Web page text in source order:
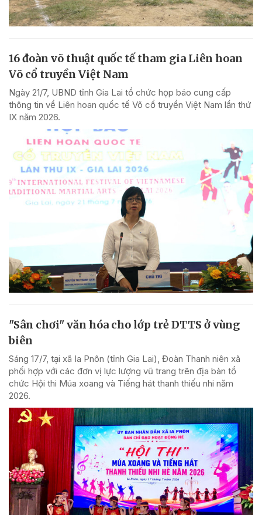
16 đoàn võ thuật quốc tế tham gia Liên hoan
Võ cổ truyền Việt Nam
Ngày 21/7, UBND tỉnh Gia Lai tổ chức họp báo cung cấp
thông tin về Liên hoan quốc tế Võ cổ truyền Việt Nam lần thứ
IX năm 2026.
"Sân chơi" văn hóa cho lớp trẻ DTTS ở vùng
biên
Sáng 17/7, tại xã Ia Pnôn (tỉnh Gia Lai), Đoàn Thanh niên xã
phối hợp với các đơn vị lực lượng vũ trang trên địa bàn tổ
chức Hội thi Múa xoang và Tiếng hát thanh thiếu nhi năm
2026.